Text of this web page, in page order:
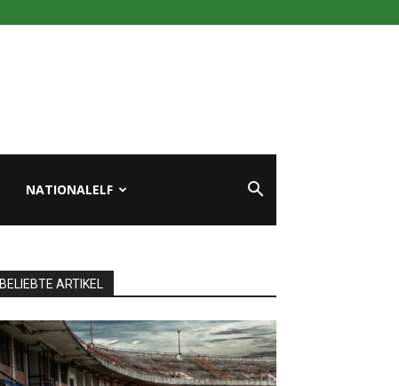
NATIONALELF
BELIEBTE ARTIKEL